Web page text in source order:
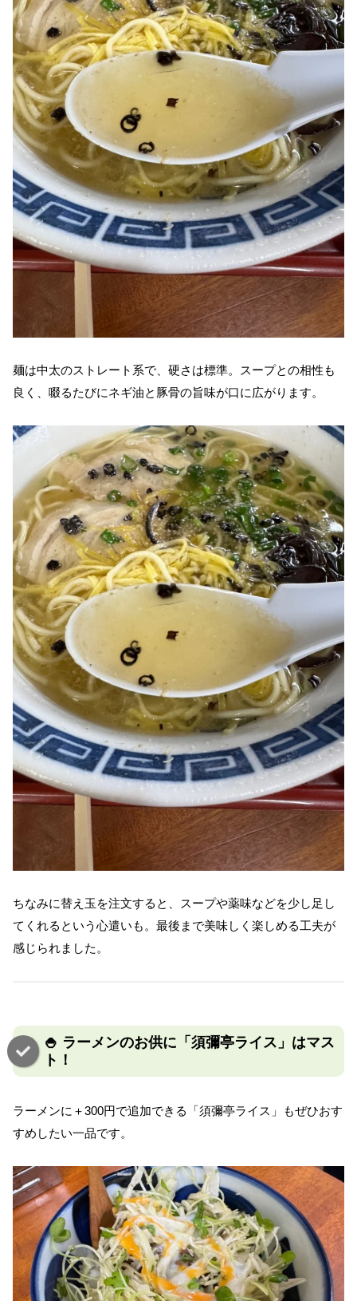
麺は中太のストレート系で、硬さは標準。スープとの相性も
良く、啜るたびにネギ油と豚骨の旨味が口に広がります。
ちなみに替え玉を注文すると、スープや薬味などを少し足し
てくれるという心遣いも。最後まで美味しく楽しめる工夫が
感じられました。
🍚 ラーメンのお供に「須彌亭ライス」はマス
ト！
ラーメンに＋300円で追加できる「須彌亭ライス」もぜひおす
すめしたい一品です。